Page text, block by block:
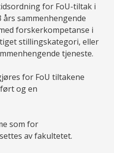
for FoU-tiltak i
sammenhengende
forskerkompetanse i
stillingskategori, eller
tjeneste.
for FoU tiltakene
og en
som for
av fakultetet.